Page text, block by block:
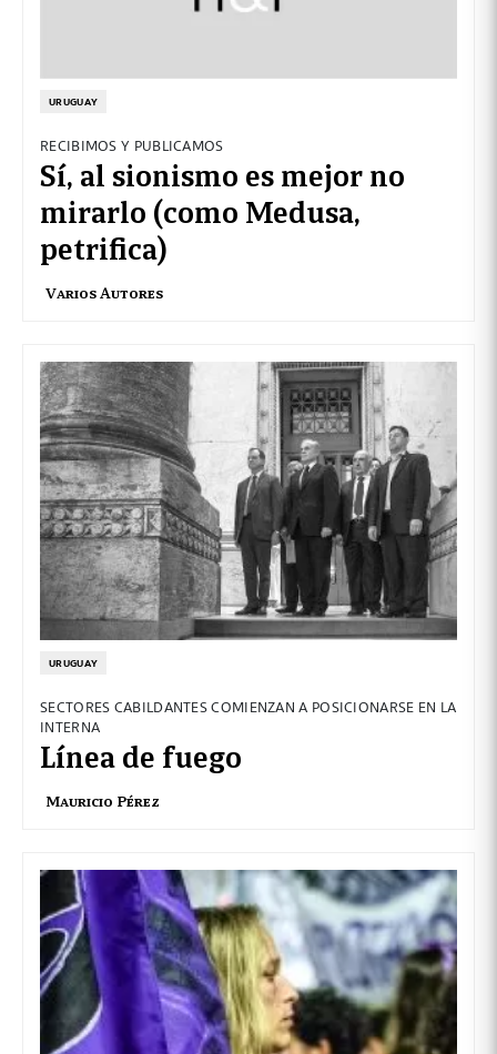
URUGUAY
RECIBIMOS Y PUBLICAMOS
Sí, al sionismo es mejor no
mirarlo (como Medusa,
petrifica)
Varios Autores
URUGUAY
SECTORES CABILDANTES COMIENZAN A POSICIONARSE EN LA
INTERNA
Línea de fuego
Mauricio Pérez